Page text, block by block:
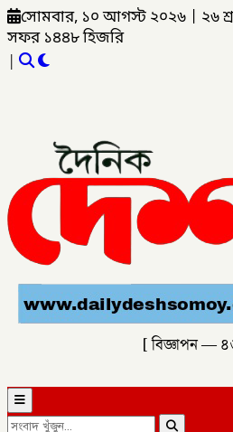
সোমবার, ১০ আগস্ট ২০২৬ ২৬
সফর ১৪৪৮ হিজরি
|
[ বিজ্ঞাপন —